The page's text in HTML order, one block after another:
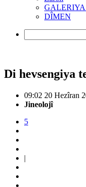
GALERIYA
DÎMEN
Di hevsengiya
09:02 20 Hezîran
Jineolojî
5
|